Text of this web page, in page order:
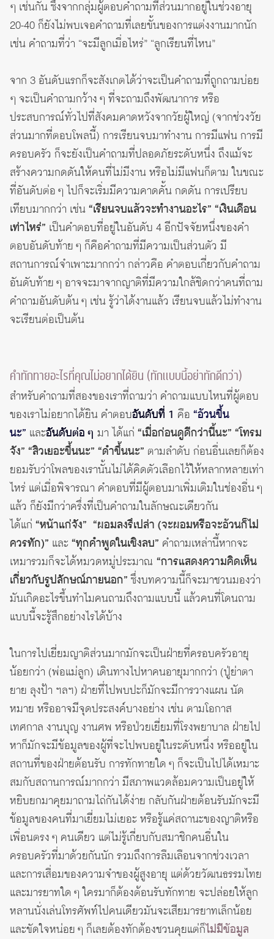
ๆ เช่นกัน ซึ่งจากกลุ่มผู้ตอบคำถามที่ส่วนมากอยู่ในช่วงอายุ
20-40 ก็ยังไม่พบเจอคำถามที่เลยขั้นของการแต่งงานมากนัก
เช่น คำถามที่ว่า “จะมีลูกเมื่อไหร่” “ลูกเรียนที่ไหน”
จาก 3 อันดับแรกก็จะสังเกตได้ว่าจะเป็นคำถามที่ถูกถามบ่อย
ๆ จะเป็นคำถามกว้าง ๆ ที่จะถามถึงพัฒนาการ หรือ
ประสบการณ์ทั่วไปที่สังคมคาดหวังจากวัยผู้ใหญ่ (จากช่วงวัย
ส่วนมากที่ตอบโพลนี้) การเรียนจบมาทำงาน การมีแฟน การมี
ครอบครัว ก็จะยังเป็นคำถามที่ปลอดภัยระดับหนึ่ง ถึงแม้จะ
สร้างความกดดันให้คนที่ไม่มีงาน หรือไม่มีแฟนก็ตาม ในขณะ
ที่อันดับต่อ ๆ ไปก็จะเริ่มมีความคาดคั้น กดดัน การเปรียบ
เทียบมากกว่า เช่น“เรียนจบแล้วจะทำงานอะไร” “เงินเดือน
เท่าไหร่” เป็นคำตอบที่อยู่ในอันดับ 4 อีกปัจจัยหนึ่งของคำ
ตอบอันดับท้าย ๆ ก็คือคำถามที่มีความเป็นส่วนตัว มี
สถานการณ์จำเพาะมากกว่า กล่าวคือ คำตอบเกี่ยวกับคำถาม
อันดับท้าย ๆ อาจจะมาจากญาติที่มีความใกล้ชิดกว่าคนที่ถาม
คำถามอันดับต้น ๆ เช่น รู้ว่าได้งานแล้ว เรียนจบแล้วไม่ทำงาน
จะเรียนต่อเป็นต้น
คำทักทายอะไรที่คุณไม่อยากได้ยิน (ทักแบบนี้อย่าทักดีกว่า)
สำหรับคำถามที่สองของเราที่ถามว่า คำถามแบบไหนที่ผู้ตอบ
ของเราไม่อยากได้ยิน คำตอบอันดับที่ 1 คือ “อ้วนขึ้น
นะ” และอันดับต่อ ๆ มา ได้แก่ “เมื่อก่อนดูดีกว่านี้นะ” “โทรม
จัง” “สิวเยอะขึ้นนะ” “ดำขึ้นนะ” ตามลำดับ ก่อนอื่นเลยก็ต้อง
ยอมรับว่าโพลของเรานั้นไม่ได้คิดตัวเลือกไว้ให้หลากหลายเท่า
ไหร่ แต่เมื่อพิจารณา คำตอบที่มีผู้ตอบมาเพิ่มเติมในช่องอื่น ๆ
แล้ว ก็ยังมีกว่าครึ่งที่เป็นคำถามในลักษณะเดียวกัน
ได้แก่ “หน้าแก่จัง” “ผอมลงรึเปล่า (จะผอมหรือจะอ้วนก็ไม่
ควรทัก)” และ “ทุกคำพูดในเชิงลบ” คำถามเหล่านี้หากจะ
เหมารวมก็จะได้หมวดหมู่ประมาณ “การแสดงความคิดเห็น
เกี่ยวกับรูปลักษณ์ภายนอก”ซึ่งบทความนี้ก็จะมาชวนมองว่า
มันเกิดอะไรขึ้นทำไมคนถามถึงถามแบบนี้ แล้วคนที่โดนถาม
แบบนี้จะรู้สึกอย่างไรได้บ้าง
ในการไปเยี่ยมญาติส่วนมากมักจะเป็นฝ่ายที่ครอบครัวอายุ
น้อยกว่า (พ่อแม่ลูก) เดินทางไปหาคนอายุมากกว่า (ปู่ย่าตา
ยาย ลุงป้า ฯลฯ) ฝ่ายที่ไปพบปะก็มักจะมีการวางแผน นัด
หมาย หรืออาจมีจุดประสงค์บางอย่าง เช่น ตามโอกาส
เทศกาล งานบุญ งานศพ หรือป่วยเยี่ยมที่โรงพยาบาล ฝ่ายไป
หาก็มักจะมีข้อมูลของผู้ที่จะไปพบอยู่ในระดับหนึ่ง หรืออยู่ใน
สถานที่ของฝ่ายต้อนรับ การทักทายใด ๆ ก็จะเป็นไปได้เหมาะ
สมกับสถานการณ์มากกว่า มีสภาพแวดล้อมความเป็นอยู่ให้
หยิบยกมาคุยมาถามไถ่กันได้ง่าย กลับกันฝ่ายต้อนรับมักจะมี
ข้อมูลของคนที่มาเยี่ยมไม่เยอะ หรือรู้แค่สถานะของญาติหรือ
เพื่อนตรง ๆ คนเดียว แต่ไม่รู้เกี่ยบกับสมาชิกคนอื่นใน
ครอบครัวที่มาด้วยกันนัก รวมถึงการลืมเลือนจากช่วงเวลา
และการเสื่อมของความจำของผู้สูงอายุ แต่ด้วยวัฒนธรรมไทย
และมารยาทใด ๆ ใครมาก็ต้องต้อนรับทักทาย จะปล่อยให้ลูก
หลานนั่งเล่นโทรศัพท์ไปคนเดียวมันจะเสียมารยาทเล็กน้อย
และขัดใจหน่อย ๆ ก็เลยต้องทักต้องชวนคุยแต่ก็ไม่มีข้อมูล